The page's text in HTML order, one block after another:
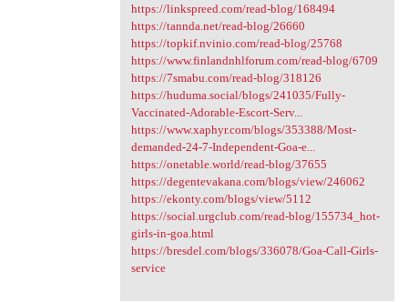
https://linkspreed.com/read-blog/168494
https://tannda.net/read-blog/26660
https://topkif.nvinio.com/read-blog/25768
https://www.finlandnhlforum.com/read-blog/6709
https://7smabu.com/read-blog/318126
https://huduma.social/blogs/241035/Fully-
Vaccinated-Adorable-Escort-Serv...
https://www.xaphyr.com/blogs/353388/Most-
demanded-24-7-Independent-Goa-e...
https://onetable.world/read-blog/37655
https://degentevakana.com/blogs/view/246062
https://ekonty.com/blogs/view/5112
https://social.urgclub.com/read-blog/155734_hot-
girls-in-goa.html
https://bresdel.com/blogs/336078/Goa-Call-Girls-
service